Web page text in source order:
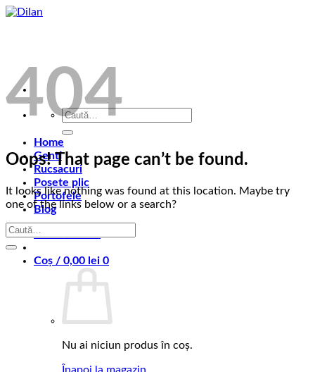
Skip
Caută
Home
Genti
Rucsacuri
Posete plic
Portofele
Blog
Autentificare
Coș / 0,00 lei 0
Nu ai niciun produs în coș.
404
Oops! That page can’t be found.
It looks like nothing was found at this location. Maybe try
one of the links below or a search?